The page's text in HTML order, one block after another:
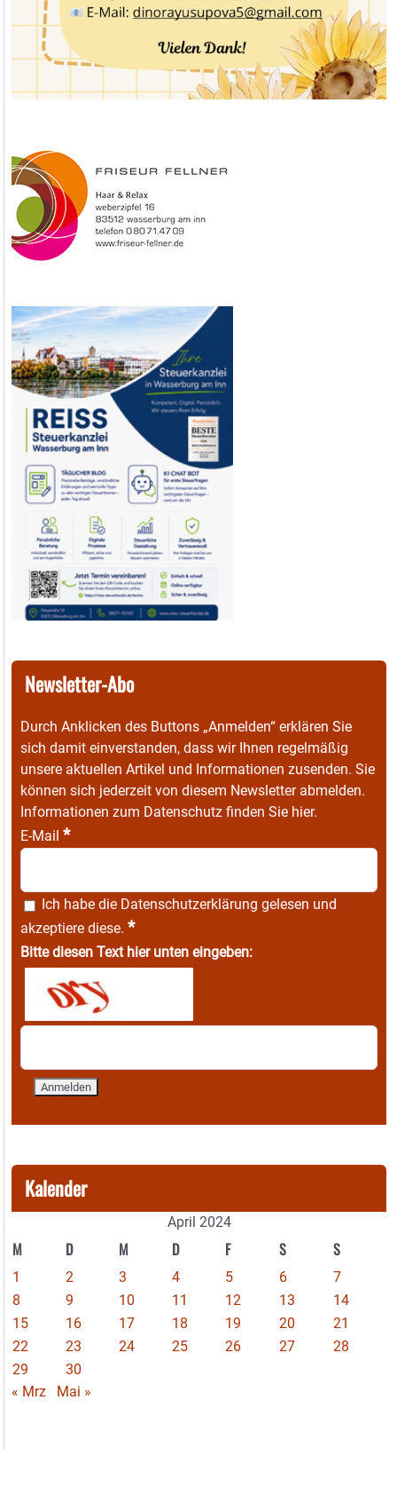
Newsletter-Abo
Durch Anklicken des Buttons „Anmelden“ erklären Sie
sich damit einverstanden, dass wir Ihnen regelmäßig
unsere aktuellen Artikel und Informationen zusenden. Sie
können sich jederzeit von diesem Newsletter abmelden.
Informationen zum Datenschutz finden Sie hier.
E-Mail *
Ich habe die Datenschutzerklärung gelesen und
akzeptiere diese. *
Bitte diesen Text hier unten eingeben:
Kalender
April 2024
M D M D F S S
1 2 3 4 5 6
7
8
9 10 11 12 13
14
15
16 17 18 19 20
21
22
23 24 25 26 27
28
29
30
« Mrz
Mai »